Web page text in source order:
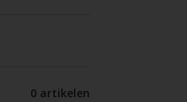
0 artikelen